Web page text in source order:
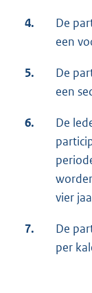
4.
De
een
5.
De
een
6.
De
vier
7.
De
per